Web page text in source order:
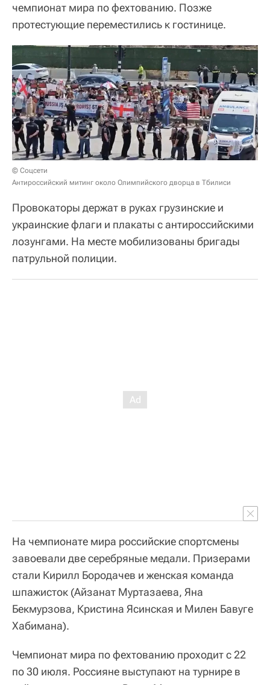
чемпионат мира по фехтованию. Позже
протестующие переместились к гостинице.
© Cоцсети
Антироссийский митинг около Олимпийского дворца в Тбилиси
Провокаторы держат в руках грузинские и
украинские флаги и плакаты с антироссийскими
лозунгами. На месте мобилизованы бригады
патрульной полиции.
На чемпионате мира российские спортсмены
завоевали две серебряные медали. Призерами
стали Кирилл Бородачев и женская команда
шпажисток (Айзанат Муртазаева, Яна
Бекмурзова, Кристина Ясинская и Милен Бавуге
Хабимана).
Чемпионат мира по фехтованию проходит с 22
по 30 июля. Россияне выступают на турнире в